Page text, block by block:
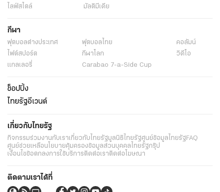
ไลฟ์สไตล์
มัลติมีเดีย
กีฬา
ฟุตบอลต่่างประเทศ ฟุตบอลไทย
คอลัมน์
ไฟต์สปอร์ต
กีฬาโลก
วิดีโอ
แกลเลอรี่
Carabao 7-a-Side Cup
ช็อปปิ้ง
ไทยรัฐอีเวนต์
เกี่ยวกับไทยรัฐ
กิจกรรมร่วมงานกับเราเกี่ยวกับไทยรัฐมูลนิธิไทยรัฐศูนย์ข้อมูลไทยรัฐFAQ
ศูนย์ช่วยเหลือนโยบายคุ้มครองข้อมูลส่วนบุคคลไทยรัฐกรุ๊ป
เงื่อนไขข้อตกลงการใช้บริการติดต่อเราติดต่อโฆษณา
ติดตามเราได้ที่